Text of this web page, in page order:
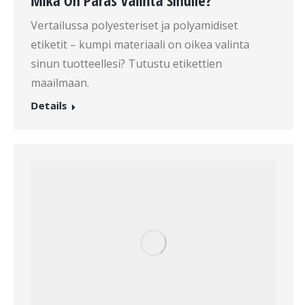
Vertailussa polyesteriset ja polyamidiset
etiketit – kumpi materiaali on oikea valinta
sinun tuotteellesi? Tutustu etikettien
maailmaan.
Details